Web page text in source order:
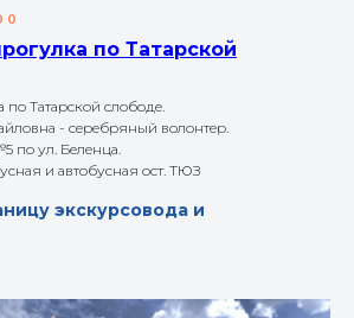
по Татарской
Татарской слободе.
- серебряный волонтер.
по ул. Беленца.
и автобусная ост. ТЮЗ
экскурсовода и